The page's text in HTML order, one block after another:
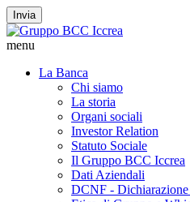
Invia
menu
La Banca
Chi siamo
La storia
Organi sociali
Investor Relation
Statuto Sociale
Il Gruppo BCC Iccrea
Dati Aziendali
DCNF -